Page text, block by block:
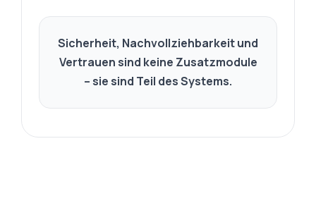
Sicherheit, Nachvollziehbarkeit und
Vertrauen sind keine Zusatzmodule
– sie sind Teil des Systems.